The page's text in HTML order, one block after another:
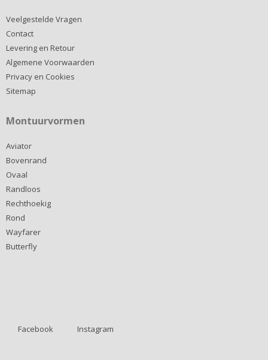
Veelgestelde Vragen
Contact
Levering en Retour
Algemene Voorwaarden
Privacy en Cookies
Sitemap
Montuurvormen
Aviator
Bovenrand
Ovaal
Randloos
Rechthoekig
Rond
Wayfarer
Butterfly
Facebook Instagram